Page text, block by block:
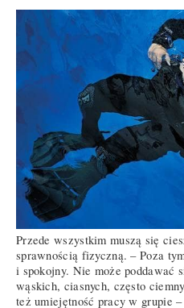
Przede wszystkim muszą się
sprawnością fizyczną. – Poza
i spokojny. Nie może poddawać
wąskich, ciasnych, często
też umiejętność pracy w grupie